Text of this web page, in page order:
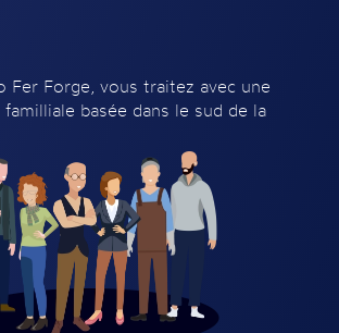
Fer Forge, vous traitez avec une
basée dans le sud de la